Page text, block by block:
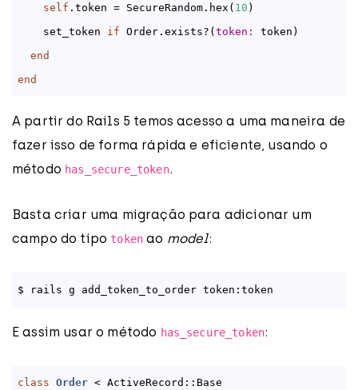
self .token = SecureRandom.hex( 10 )
    set_token
if Order.exists?(token:
token)
end
end
A partir do Rails 5 temos acesso a uma maneira de
fazer isso de forma rápida e eficiente, usando o
método has_secure_token.
Basta criar uma migração para adicionar um
campo do tipo token ao model:
E assim usar o método has_secure_token:
class Order < ActiveRecord::Base